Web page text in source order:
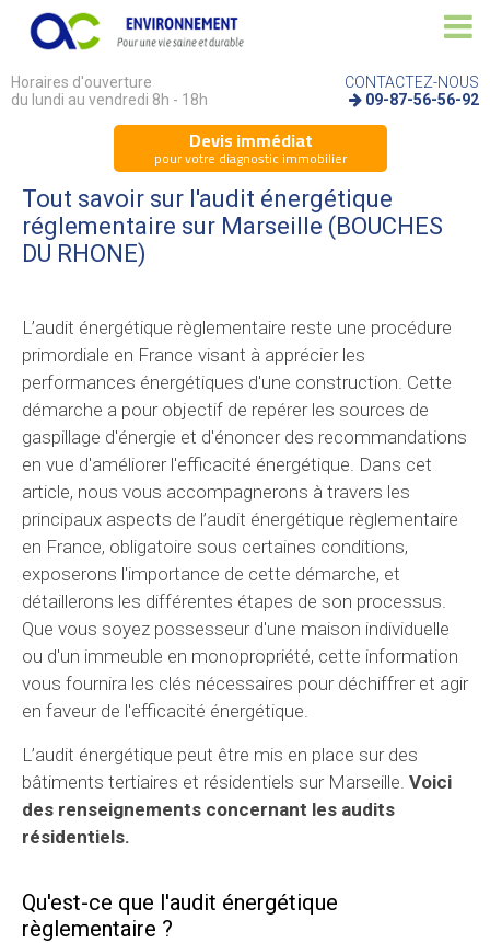
Horaires d'ouverture
du lundi au vendredi 8h - 18h
CONTACTEZ-NOUS
09-87-56-56-92
Devis immédiat
pour votre diagnostic immobilier
Tout savoir sur l'audit énergétique
réglementaire sur Marseille (BOUCHES
DU RHONE)
L’audit énergétique règlementaire reste une procédure
primordiale en France visant à apprécier les
performances énergétiques d'une construction. Cette
démarche a pour objectif de repérer les sources de
gaspillage d'énergie et d'énoncer des recommandations
en vue d'améliorer l'efficacité énergétique. Dans cet
article, nous vous accompagnerons à travers les
principaux aspects de l’audit énergétique règlementaire
en France, obligatoire sous certaines conditions,
exposerons l'importance de cette démarche, et
détaillerons les différentes étapes de son processus.
Que vous soyez possesseur d'une maison individuelle
ou d'un immeuble en monopropriété, cette information
vous fournira les clés nécessaires pour déchiffrer et agir
en faveur de l'efficacité énergétique.
L’audit énergétique peut être mis en place sur des
bâtiments tertiaires et résidentiels sur Marseille. Voici
des renseignements concernant les audits
résidentiels.
Qu'est-ce que l'audit énergétique
règlementaire ?